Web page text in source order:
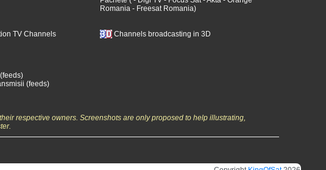
Romania - Freesat Romania)
TV Channels Channels broadcasting in 3D
(feeds)
respective owners. Screenshots are only proposed to help illustrating,